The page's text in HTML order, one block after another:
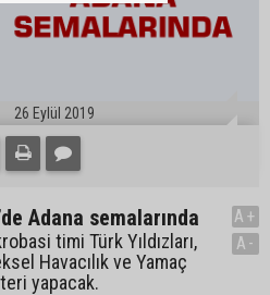
26 Eylül 2019
Adana semalarında
timi Türk Yıldızları,
Havacılık ve Yamaç
yapacak.
A+
A-